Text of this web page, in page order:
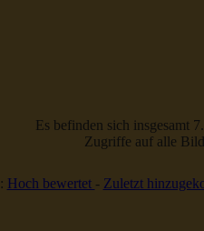
Es befinden sich insgesamt
Zugriffe auf alle
Hoch bewertet - Zuletzt